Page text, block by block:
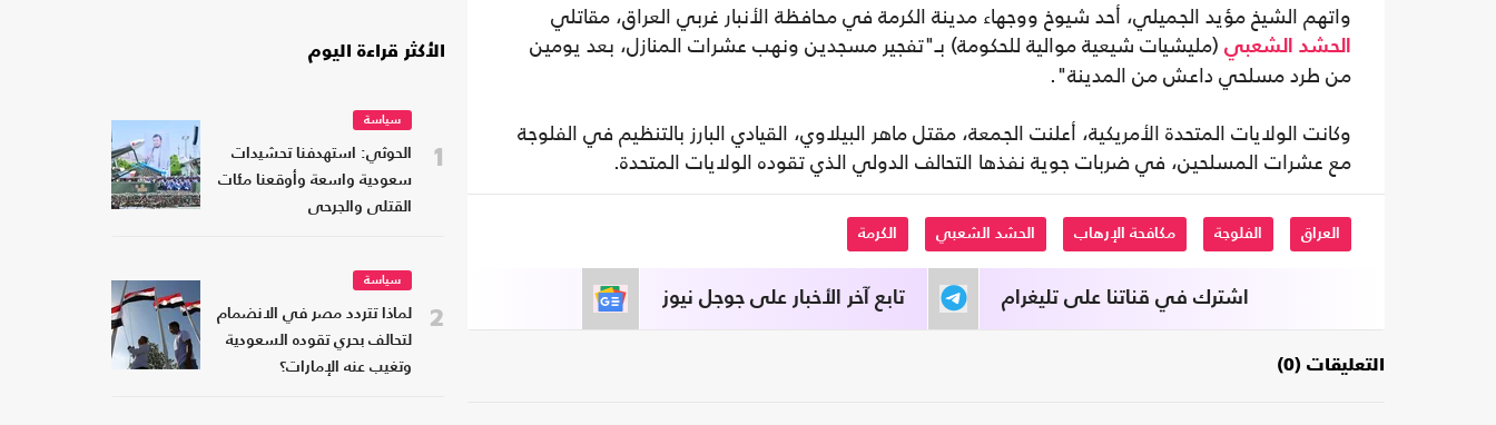
واتهم الشيخ مؤيد الجميلي، أحد شيوخ ووجهاء مدينة الكرمة في محافظة الأنبار غربي العراق، مقاتلي
الحشد الشعبي (مليشيات شيعية موالية للحكومة) بـ"تفجير مسجدين ونهب عشرات المنازل، بعد يومين
من طرد مسلحي داعش من المدينة".
وكانت الولايات المتحدة الأمريكية، أعلنت الجمعة، مقتل ماهر البيلاوي، القيادي البارز بالتنظيم في الفلوجة
مع عشرات المسلحين، في ضربات جوية نفذها التحالف الدولي الذي تقوده الولايات المتحدة.
العراق الفلوجة مكافحة الإرهاب الحشد الشعبي الكرمة
تابع آخر الأخبار على جوجل نيوز اشترك في قناتنا على تليغرام
التعليقات (0)
الأكثر قراءة اليوم
1
سياسة
الحوثي: استهدفنا تحشيدات
سعودية واسعة وأوقعنا مئات
القتلى والجرحى
2
سياسة
لماذا تتردد مصر في الانضمام
لتحالف بحري تقوده السعودية
وتغيب عنه الإمارات؟